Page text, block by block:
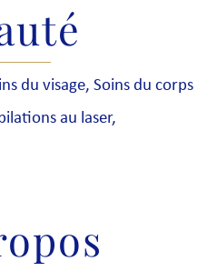
du visage, Soins du corps
au laser,